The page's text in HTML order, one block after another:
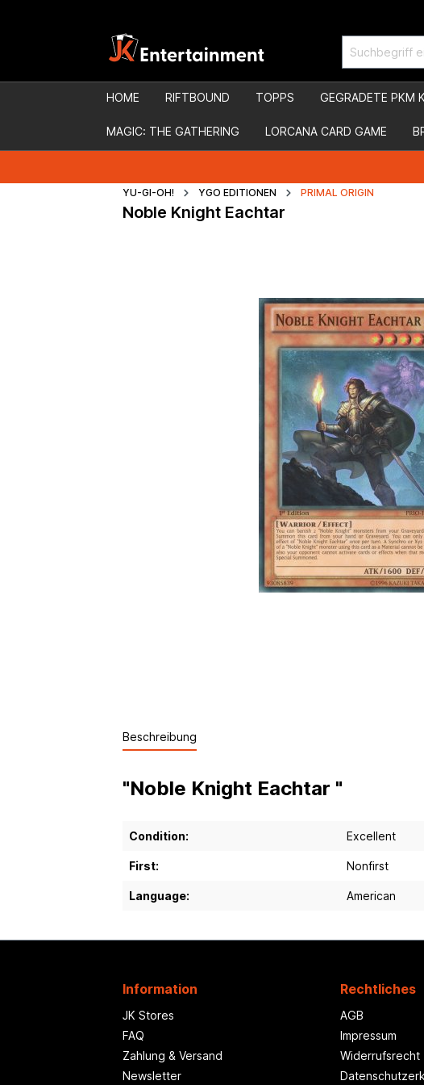
HOME RIFTBOUND TOPPS GEGRADETE PKM
MAGIC: THE GATHERING LORCANA CARD GAME
YU-GI-OH! YGO EDITIONEN PRIMAL ORIGIN
Noble Knight Eachtar
Beschreibung
"Noble Knight Eachtar "
Condition: Excellent
First: Nonfirst
Language: American
Information
JK Stores
FAQ
Zahlung & Versand
Newsletter
Rechtliches
AGB
Impressum
Widerrufsrecht